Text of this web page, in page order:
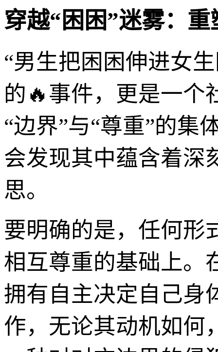
穿越“困困”迷雾：
“男生把困困伸进女
的🔥事件，更是一个
“边界”与“尊重”的集
会发现其中蕴含着深
思。
要明确的是，任何形
相互尊重的基础上。
拥有自主决定自己身
作，无论其动机如何